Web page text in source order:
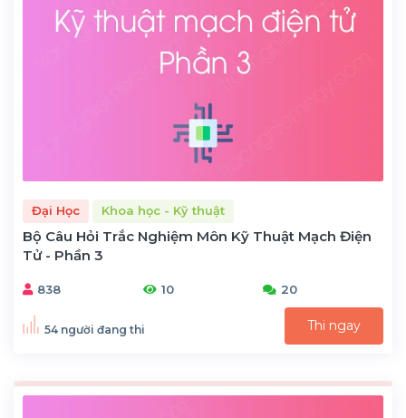
Đại Học Khoa học - Kỹ thuật
Bộ Câu Hỏi Trắc Nghiệm Môn Kỹ Thuật Mạch Điện
Tử - Phần 3
838 10 20
54 người đang thi Thi ngay